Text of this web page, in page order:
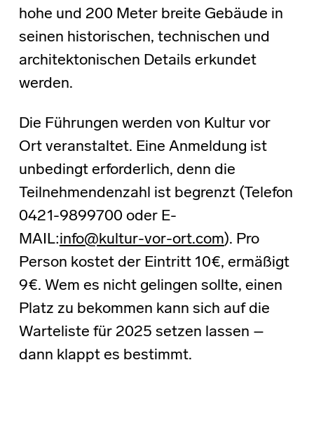
hohe und 200 Meter breite Gebäude in
seinen historischen, technischen und
architektonischen Details erkundet
werden.
Die Führungen werden von Kultur vor
Ort veranstaltet. Eine Anmeldung ist
unbedingt erforderlich, denn die
Teilnehmendenzahl ist begrenzt (Telefon
0421-9899700 oder E-
MAIL:info@kultur-vor-ort.com). Pro
Person kostet der Eintritt 10€, ermäßigt
9€. Wem es nicht gelingen sollte, einen
Platz zu bekommen kann sich auf die
Warteliste für 2025 setzen lassen –
dann klappt es bestimmt.